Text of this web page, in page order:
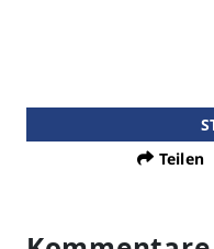
Teilen